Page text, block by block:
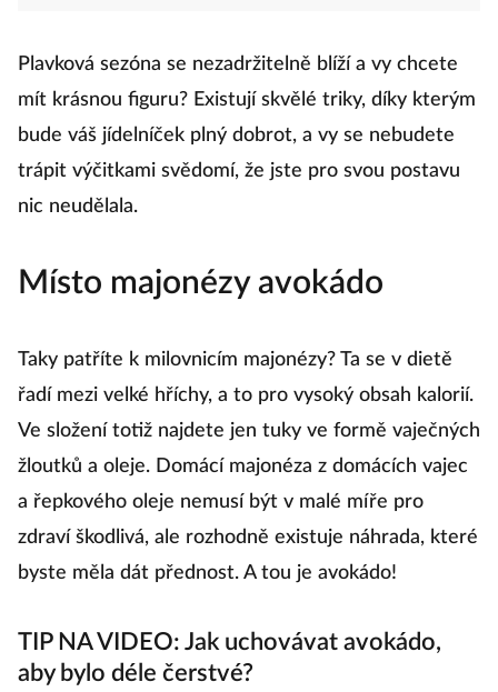
Plavková sezóna se nezadržitelně blíží a vy chcete
mít krásnou figuru? Existují skvělé triky, díky kterým
bude váš jídelníček plný dobrot, a vy se nebudete
trápit výčitkami svědomí, že jste pro svou postavu
nic neudělala.
Místo majonézy avokádo
Taky patříte k milovnicím majonézy? Ta se v dietě
řadí mezi velké hříchy, a to pro vysoký obsah kalorií.
Ve složení totiž najdete jen tuky ve formě vaječných
žloutků a oleje. Domácí majonéza z domácích vajec
a řepkového oleje nemusí být v malé míře pro
zdraví škodlivá, ale rozhodně existuje náhrada, které
byste měla dát přednost. A tou je avokádo!
TIP NA VIDEO: Jak uchovávat avokádo,
aby bylo déle čerstvé?